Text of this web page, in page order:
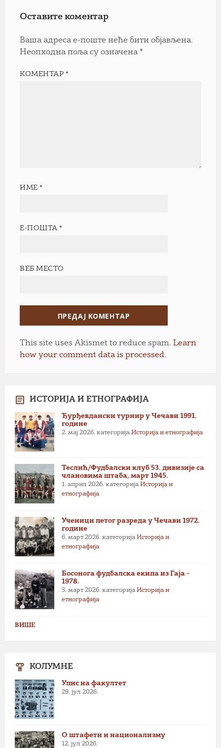
Оставите коментар
Ваша адреса е-поште неће бити објављена.
Неопходна поља су означена *
КОМЕНТАР*
ИМЕ*
Е-ПОШТА*
ВЕБ МЕСТО
This site uses Akismet to reduce spam. Learn
how your comment data is processed.
ИСТОРИЈА И ЕТНОГРАФИЈА
Ђурђевдански турнир у Чечави 1991.
године
2. мај 2026. категорија Историја и етнографија
Теслић/Фудбалски клуб 53. дивизије са
члановима штаба, март 1945.
1. април 2026. категорија Историја и
етнографија
Ученици петог разреда у Чечави 1972.
године
6. март 2026. категорија Историја и
етнографија
Босонога фудбалска екипа из Гаја –
1978.
3. март 2026. категорија Историја и
етнографија
ВИШЕ
КОЛУМНЕ
Упис на факултет
29. јул 2026.
О штафети и национализму
12. јул 2026.